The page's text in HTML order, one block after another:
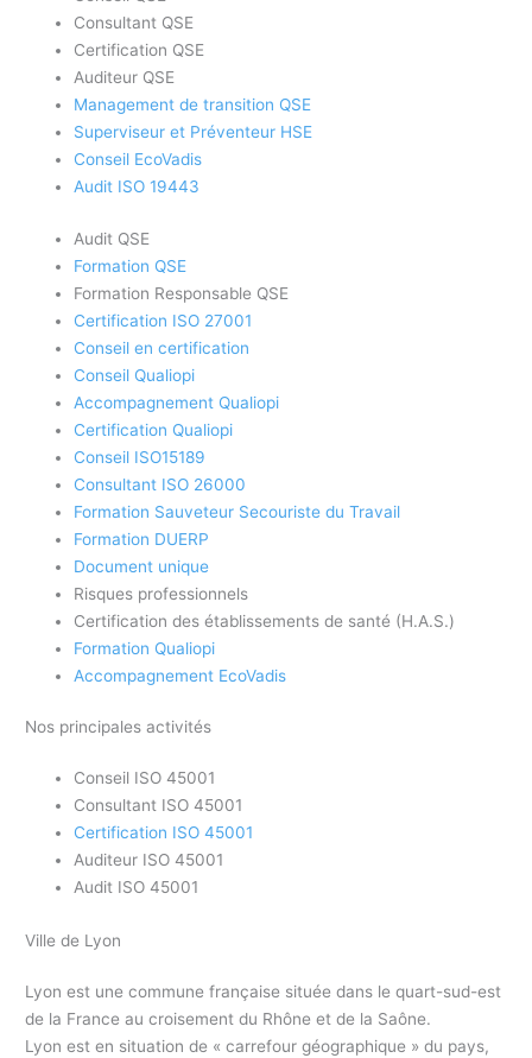
Consultant QSE
Certification QSE
Auditeur QSE
Management de transition QSE
Superviseur et Préventeur HSE
Conseil EcoVadis
Audit ISO 19443
Audit QSE
Formation QSE
Formation Responsable QSE
Certification ISO 27001
Conseil en certification
Conseil Qualiopi
Accompagnement Qualiopi
Certification Qualiopi
Conseil ISO15189
Consultant ISO 26000
Formation Sauveteur Secouriste du Travail
Formation DUERP
Document unique
Risques professionnels
Certification des établissements de santé (H.A.S.)
Formation Qualiopi
Accompagnement EcoVadis
Nos principales activités
Conseil ISO 45001
Consultant ISO 45001
Certification ISO 45001
Auditeur ISO 45001
Audit ISO 45001
Ville de Lyon
Lyon est une commune française située dans le quart-sud-est
de la France au croisement du Rhône et de la Saône.
Lyon est en situation de « carrefour géographique » du pays,